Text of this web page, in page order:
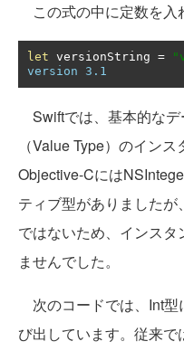
この式の中に定数を入
let versionString =
version 3.1
Swiftでは、基本的な
（Value Type）のイン
Objective-Cには
ティブ型がありましたが
ではないため、インス
ませんでした。
次のコードでは、Int型
び出しています。従来